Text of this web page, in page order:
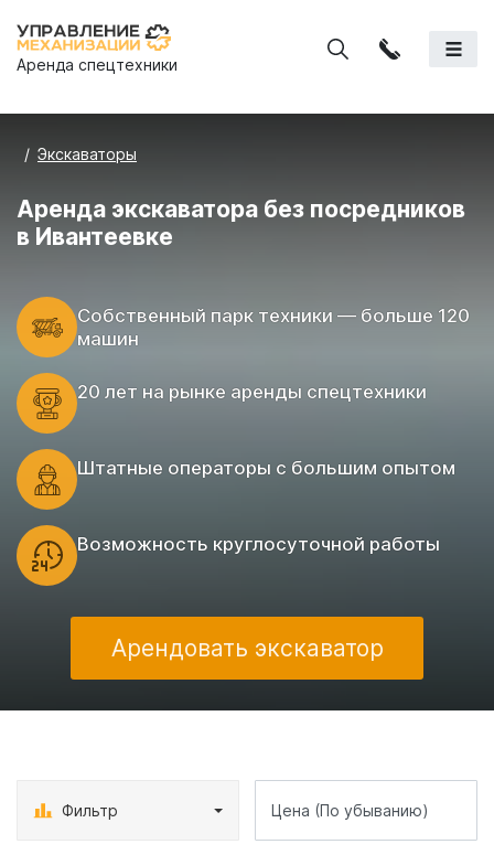
Аренда спецтехники
Экскаваторы
Аренда экскаватора без посредников
в Ивантеевке
Cобственный парк техники — больше 120
машин
20 лет на рынке аренды спецтехники
Штатные операторы с большим опытом
Возможность круглосуточной работы
Арендовать экскаватор
Фильтр